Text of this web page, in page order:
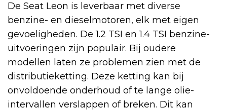
De Seat Leon is leverbaar met diverse
benzine- en dieselmotoren, elk met eigen
gevoeligheden. De 1.2 TSI en 1.4 TSI benzine-
uitvoeringen zijn populair. Bij oudere
modellen laten ze problemen zien met de
distributieketting. Deze ketting kan bij
onvoldoende onderhoud of te lange olie-
intervallen verslappen of breken. Dit kan